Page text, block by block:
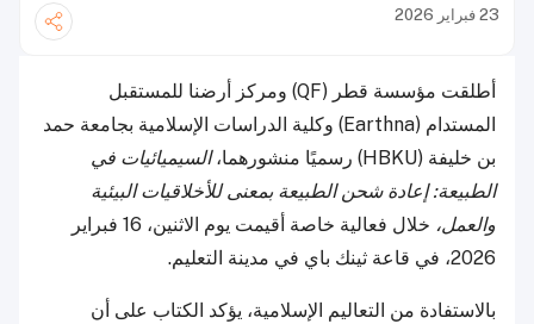
23 فبراير 2026
أطلقت مؤسسة قطر (QF) ومركز أرضنا للمستقبل
المستدام (Earthna) وكلية الدراسات الإسلامية بجامعة حمد
بن خليفة (HBKU) رسميًا منشورهما،
السيميائيات في
الطبيعة: إعادة شحن الطبيعة بمعنى للأخلاقيات البيئية
والعمل،
خلال فعالية خاصة أقيمت يوم الاثنين، 16 فبراير
2026، في قاعة ثينك باي في مدينة التعليم.
بالاستفادة من التعاليم الإسلامية، يؤكد الكتاب على أن